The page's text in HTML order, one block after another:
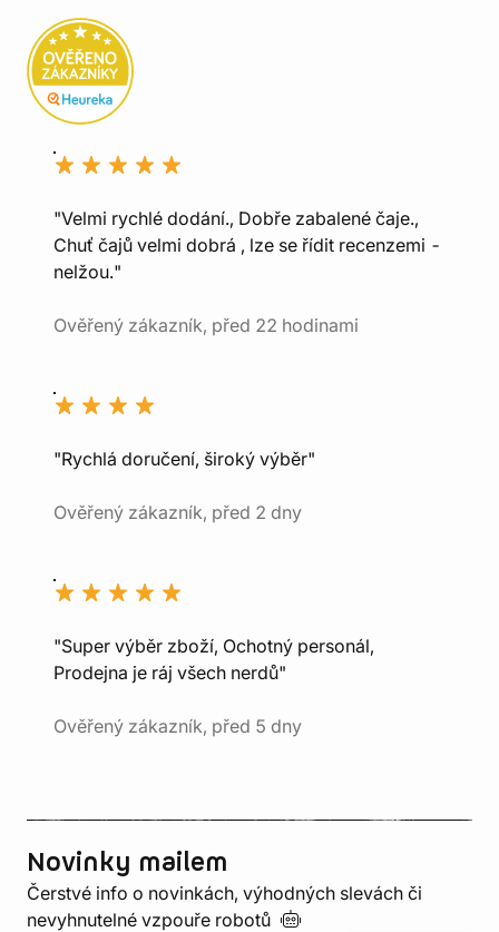
"Velmi rychlé dodání., Dobře zabalené čaje.,
Chuť čajů velmi dobrá , lze se řídit recenzemi -
nelžou."
Ověřený zákazník, před 22 hodinami
"Rychlá doručení, široký výběr"
Ověřený zákazník, před 2 dny
"Super výběr zboží, Ochotný personál,
Prodejna je ráj všech nerdů"
Ověřený zákazník, před 5 dny
Novinky mailem
Čerstvé info o novinkách, výhodných slevách či
nevyhnutelné vzpouře robotů